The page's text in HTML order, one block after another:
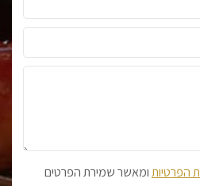
הפרטיותומאשר שמירת הפרטים